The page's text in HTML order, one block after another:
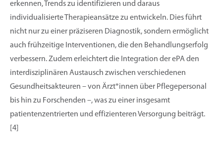
erkennen, Trends zu identifizieren und daraus
individualisierte Therapieansätze zu entwickeln. Dies führt
nicht nur zu einer präziseren Diagnostik, sondern ermöglicht
auch frühzeitige Interventionen, die den Behandlungserfolg
verbessern. Zudem erleichtert die Integration der ePA den
interdisziplinären Austausch zwischen verschiedenen
Gesundheitsakteuren – von Ärzt*innen über Pflegepersonal
bis hin zu Forschenden –, was zu einer insgesamt
patientenzentrierten und effizienteren Versorgung beiträgt.
[4]